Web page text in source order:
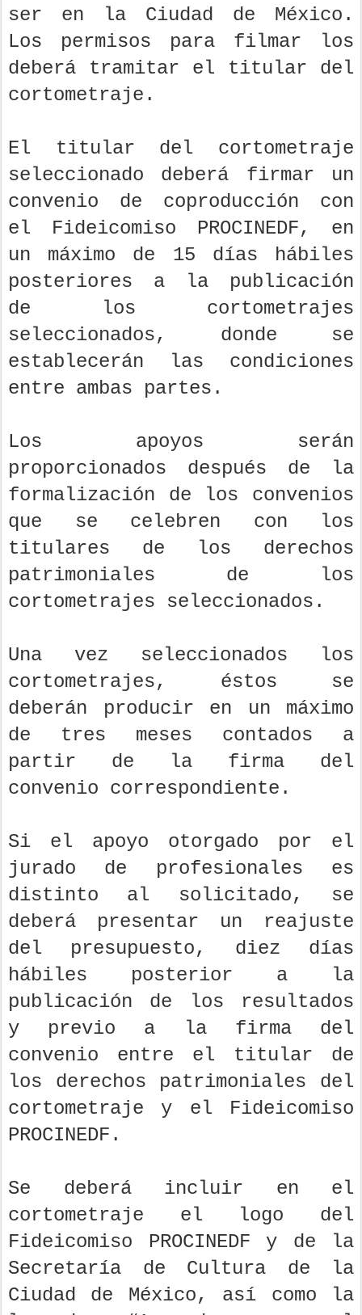
ser en la Ciudad de México.
Los permisos para filmar los
deberá tramitar el titular del
cortometraje.
El titular del cortometraje
seleccionado deberá firmar un
convenio de coproducción con
el Fideicomiso PROCINEDF, en
un máximo de 15 días hábiles
posteriores a la publicación
de los cortometrajes
seleccionados, donde se
establecerán las condiciones
entre ambas partes.
Los apoyos serán
proporcionados después de la
formalización de los convenios
que se celebren con los
titulares de los derechos
patrimoniales de los
cortometrajes seleccionados.
Una vez seleccionados los
cortometrajes, éstos se
deberán producir en un máximo
de tres meses contados a
partir de la firma del
convenio correspondiente.
Si el apoyo otorgado por el
jurado de profesionales es
distinto al solicitado, se
deberá presentar un reajuste
del presupuesto, diez días
hábiles posterior a la
publicación de los resultados
y previo a la firma del
convenio entre el titular de
los derechos patrimoniales del
cortometraje y el Fideicomiso
PROCINEDF.
Se deberá incluir en el
cortometraje el logo del
Fideicomiso PROCINEDF y de la
Secretaría de Cultura de la
Ciudad de México, así como la